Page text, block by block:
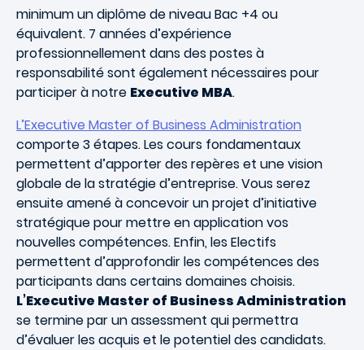
minimum un diplôme de niveau Bac +4 ou
équivalent. 7 années d’expérience
professionnellement dans des postes à
responsabilité sont également nécessaires pour
participer à notre Executive MBA.
L’Executive Master of Business Administration
comporte 3 étapes. Les cours fondamentaux
permettent d’apporter des repères et une vision
globale de la stratégie d’entreprise. Vous serez
ensuite amené à concevoir un projet d’initiative
stratégique pour mettre en application vos
nouvelles compétences. Enfin, les Electifs
permettent d’approfondir les compétences des
participants dans certains domaines choisis.
L’Executive Master of Business Administration
se termine par un assessment qui permettra
d’évaluer les acquis et le potentiel des candidats.